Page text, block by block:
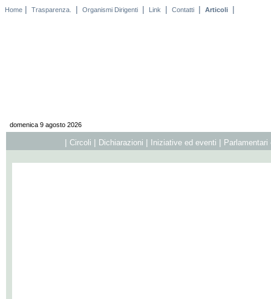
Home | Trasparenza. | Organismi Dirigenti | Link | Contatti | Articoli |
domenica 9 agosto 2026
| Circoli | Dichiarazioni | Iniziative ed eventi |